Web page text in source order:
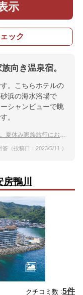
示
ック
向き温泉宿。
。こちらホテルの
浜の海水浴場で
シャンビューで眺
。
族旅行におすすめの温泉宿は？
（投稿日：2023/5/11 ）
鴨川
クチコミ数 :5件